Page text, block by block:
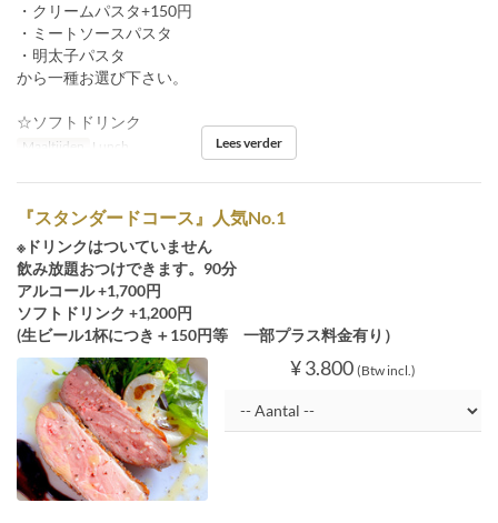
・クリームパスタ+150円
・ミートソースパスタ
・明太子パスタ
から一種お選び下さい。
☆ソフトドリンク
Maaltijden Lunch Lees verder
『スタンダードコース』人気No.1
※ドリンクはついていません
飲み放題おつけできます。90分
アルコール +1,700円
ソフトドリンク +1,200円
(生ビール1杯につき＋150円等 一部プラス料金有り）
¥ 3.800 (Btw incl.)